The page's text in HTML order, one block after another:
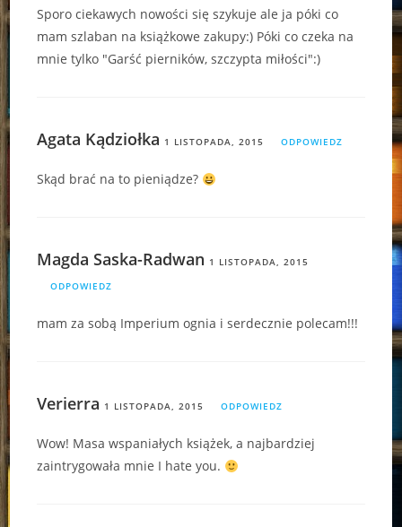
Sporo ciekawych nowości się szykuje ale ja póki co
mam szlaban na książkowe zakupy:) Póki co czeka na
mnie tylko "Garść pierników, szczypta miłości":)
Agata Kądziołka 1 LISTOPADA, 2015 ODPOWIEDZ
Skąd brać na to pieniądze?
Magda Saska-Radwan 1 LISTOPADA, 2015
ODPOWIEDZ
mam za sobą Imperium ognia i serdecznie polecam!!!
Verierra 1 LISTOPADA, 2015 ODPOWIEDZ
Wow! Masa wspaniałych książek, a najbardziej
zaintrygowała mnie I hate you.